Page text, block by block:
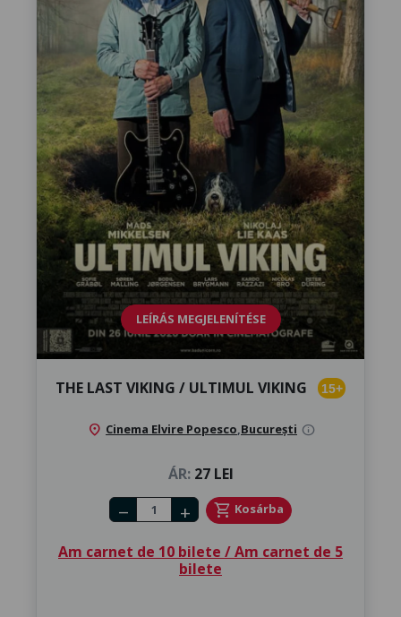
LEÍRÁS MEGJELENÍTÉSE
THE LAST VIKING / ULTIMUL VIKING 15+
location_on Cinema Elvire Popesco,București info
ÁR:27 LEI
Number of tickets
remove add shopping_cart Kosárba
Am carnet de 10 bilete / Am carnet de 5
bilete